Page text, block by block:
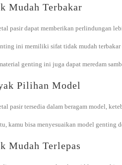
Mudah Terbakar
pasir dapat memberikan perlindungan
ini memiliki sifat tidak mudah terbakar
genting ini juga dapat meredam
Pilihan Model
pasir tersedia dalam beragam model,
kamu bisa menyesuaikan model genting
Mudah Terlepas